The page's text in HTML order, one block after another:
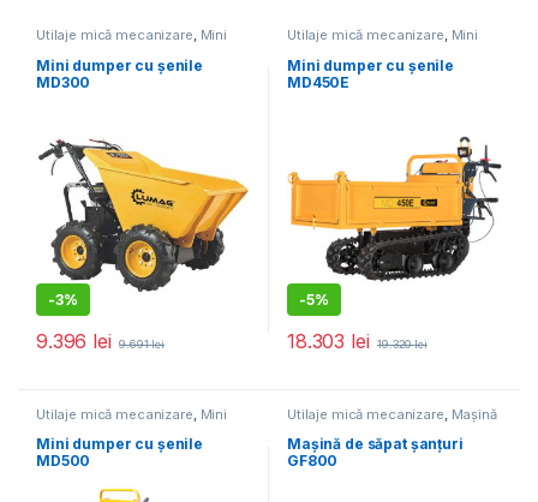
Utilaje mică mecanizare, Mini
Mini dumper cu șenile
MD300
-3%
9.396 lei 9.691lei
Utilaje mică mecanizare, Mini
Mini dumper cu șenile
MD450E
-5%
18.303 lei 19.320lei
Utilaje mică mecanizare Mini
dumper
Mini dumper cu șenile
MD500
Utilaje mică mecanizare Mașină
de săpat șanțuri
Mașină de săpat șanțuri
GF800